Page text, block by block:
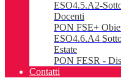
ESO4.5.A2-
Docenti
PON FSE+
ESO4.6.A4
Estate
PON FESR -
Contatti